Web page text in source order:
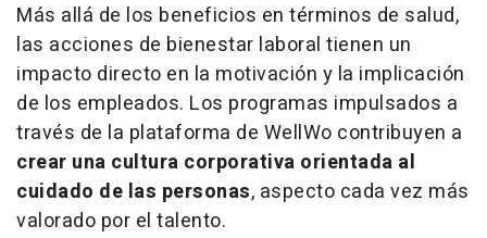
Más allá de los beneficios en términos de salud,
las acciones de bienestar laboral tienen un
impacto directo en la motivación y la implicación
de los empleados. Los programas impulsados a
través de la plataforma de WellWo contribuyen a
crear una cultura corporativa orientada al
cuidado de las personas, aspecto cada vez más
valorado por el talento.